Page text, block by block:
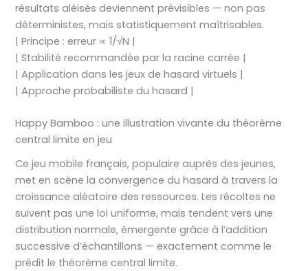
résultats aléisés deviennent prévisibles — non pas
déterministes, mais statistiquement maîtrisables.
| Principe : erreur ∝ 1/√N |
| Stabilité recommandée par la racine carrée |
| Application dans les jeux de hasard virtuels |
| Approche probabiliste du hasard |
Happy Bamboo : une illustration vivante du théorème
central limite en jeu
Ce jeu mobile français, populaire auprès des jeunes,
met en scène la convergence du hasard à travers la
croissance aléatoire des ressources. Les récoltes ne
suivent pas une loi uniforme, mais tendent vers une
distribution normale, émergente grâce à l’addition
successive d’échantillons — exactement comme le
prédit le théorème central limite.